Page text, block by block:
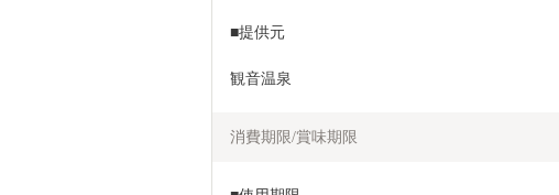
■提供元
観音温泉
消費期限/賞味期限